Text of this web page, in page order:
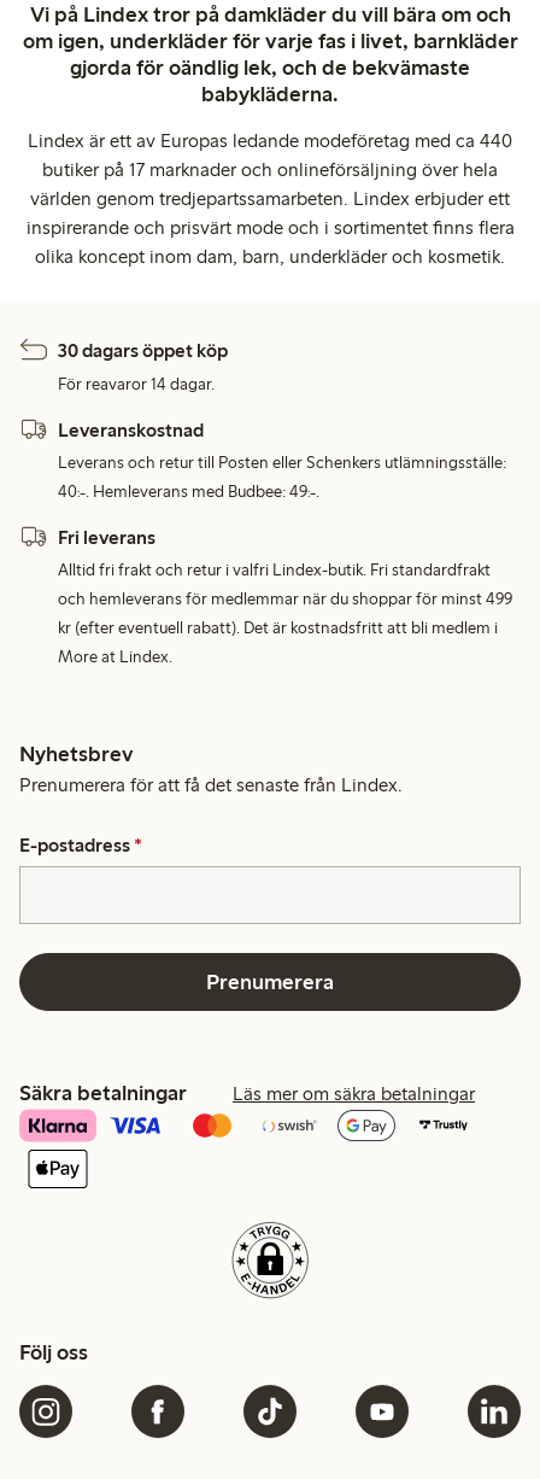
Vi på Lindex tror på damkläder du vill bära om och
om igen, underkläder för varje fas i livet, barnkläder
gjorda för oändlig lek, och de bekvämaste
babykläderna.
Lindex är ett av Europas ledande modeföretag med ca 440
butiker på 17 marknader och onlineförsäljning över hela
världen genom tredjepartssamarbeten. Lindex erbjuder ett
inspirerande och prisvärt mode och i sortimentet finns flera
olika koncept inom dam, barn, underkläder och kosmetik.
30 dagars öppet köp
För reavaror 14 dagar.
Leveranskostnad
Leverans och retur till Posten eller Schenkers utlämningsställe:
40:-. Hemleverans med Budbee: 49:-.
Fri leverans
Alltid fri frakt och retur i valfri Lindex-butik. Fri standardfrakt
och hemleverans för medlemmar när du shoppar för minst 499
kr (efter eventuell rabatt). Det är kostnadsfritt att bli medlem i
More at Lindex.
Nyhetsbrev
Prenumerera för att få det senaste från Lindex.
E-postadress *
Prenumerera
Säkra betalningar Läs mer om säkra betalningar
Följ oss